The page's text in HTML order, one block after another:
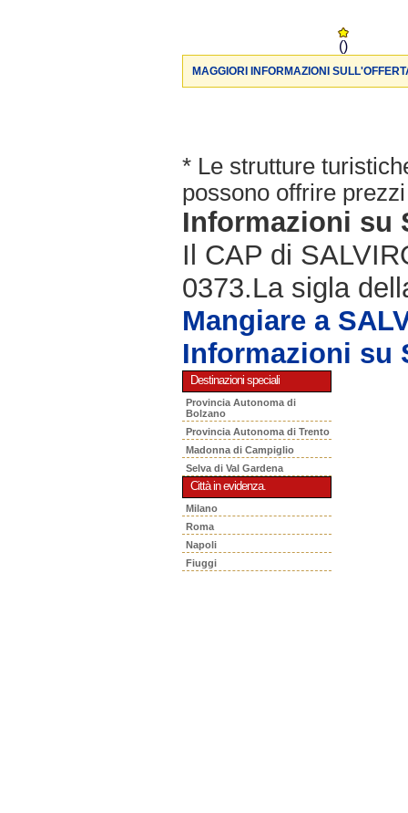
()
MAGGIORI INFORMAZIONI
* Le strutture
possono offrire
Informazioni su
Il CAP di
0373.La sigla
Mangiare a
Informazioni su
Destinazioni speciali
Provincia Autonoma di
Bolzano
Provincia Autonoma di Trento
Madonna di Campiglio
Selva di Val Gardena
Città in evidenza.
Milano
Roma
Napoli
Fiuggi